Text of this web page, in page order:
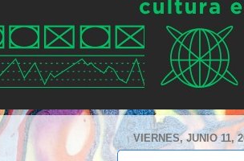
VIERNES, JUNIO 11,